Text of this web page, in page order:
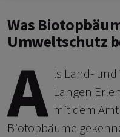
Was
Umweltschutz
A ls Land-
Langen
mit dem
Biotopbäume